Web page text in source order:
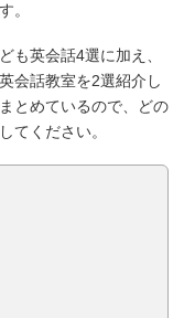
。
も英会話4選に加え、
会話教室を2選紹介し
とめているので、どの
てください。